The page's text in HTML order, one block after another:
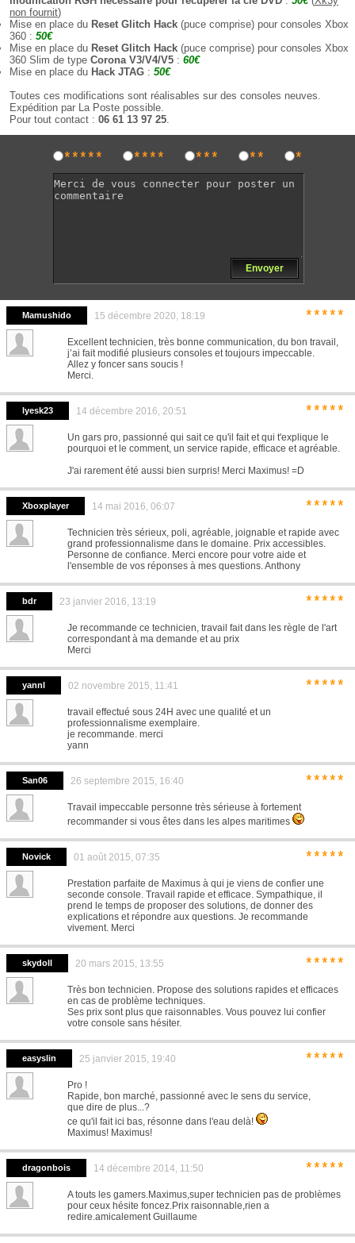
non fournit)
Mise en place du Reset Glitch Hack (puce comprise) pour consoles Xbox
360 : 50€
Mise en place du Reset Glitch Hack (puce comprise) pour consoles Xbox
360 Slim de type Corona V3/V4/V5 : 60€
Mise en place du Hack JTAG : 50€
Toutes ces modifications sont réalisables sur des consoles neuves.
Expédition par La Poste possible.
Pour tout contact : 06 61 13 97 25.
***** **** *** ** *
Envoyer
Mamushido 15 décembre 2020, 18:19 *****
Excellent technicien, très bonne communication, du bon travail,
j’ai fait modifié plusieurs consoles et toujours impeccable.
Allez y foncer sans soucis !
Merci.
lyesk23 14 décembre 2016, 20:51 *****
Un gars pro, passionné qui sait ce qu'il fait et qui t'explique le
pourquoi et le comment, un service rapide, efficace et agréable.
J'ai rarement été aussi bien surpris! Merci Maximus! =D
Xboxplayer 14 mai 2016, 06:07 *****
Technicien très sérieux, poli, agréable, joignable et rapide avec
grand professionnalisme dans le domaine. Prix accessibles.
Personne de confiance. Merci encore pour votre aide et
l'ensemble de vos réponses à mes questions. Anthony
bdr 23 janvier 2016, 13:19 *****
Je recommande ce technicien, travail fait dans les règle de l'art
correspondant à ma demande et au prix
Merci
yannl 02 novembre 2015, 11:41 *****
travail effectué sous 24H avec une qualité et un
professionnalisme exemplaire.
je recommande. merci
yann
San06 26 septembre 2015, 16:40 *****
Travail impeccable personne très sérieuse à fortement
recommander si vous êtes dans les alpes maritimes
Novick 01 août 2015, 07:35 *****
Prestation parfaite de Maximus à qui je viens de confier une
seconde console. Travail rapide et efficace. Sympathique, il
prend le temps de proposer des solutions, de donner des
explications et répondre aux questions. Je recommande
vivement. Merci
skydoll 20 mars 2015, 13:55 *****
Très bon technicien. Propose des solutions rapides et efficaces
en cas de problème techniques.
Ses prix sont plus que raisonnables. Vous pouvez lui confier
votre console sans hésiter.
easyslin 25 janvier 2015, 19:40 *****
Pro !
Rapide, bon marché, passionné avec le sens du service,
que dire de plus...?
ce qu'il fait ici bas, résonne dans l'eau delà!
Maximus! Maximus!
dragonbois 14 décembre 2014, 11:50 *****
A touts les gamers.Maximus,super technicien pas de problèmes
pour ceux hésite foncez.Prix raisonnable,rien a
redire.amicalement Guillaume